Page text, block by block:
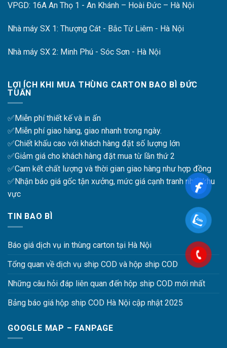
VPGD: 16A An Thọ 1 - An Khánh – Hoài Đức – Hà Nội
Nhà máy SX 1: Thượng Cát - Bắc Từ Liêm - Hà Nội
Nhà máy SX 2: Minh Phú - Sóc Sơn - Hà Nội
LỢI ÍCH KHI MUA THÙNG CARTON BAO BÌ ĐỨC
TUẤN
✅Miễn phí thiết kế và in ấn
✅Miễn phí giao hàng, giao nhanh trong ngày.
✅Chiết khấu cao với khách hàng đặt số lượng lớn
✅Giảm giá cho khách hàng đặt mua từ lần thứ 2
✅Cam kết chất lượng và thời gian giao hàng như hợp đồng
✅Nhận báo giá gốc tận xưởng, mức giá cạnh tranh nhất khu
vực
TIN BAO BÌ
Báo giá dịch vụ in thùng carton tại Hà Nội
Tổng quan về dịch vụ ship COD và hộp ship COD
Những câu hỏi đáp liên quan đến hộp ship COD mới nhất
Bảng báo giá hộp ship COD Hà Nội cập nhật 2025
GOOGLE MAP – FANPAGE